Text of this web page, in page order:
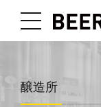
醸造所